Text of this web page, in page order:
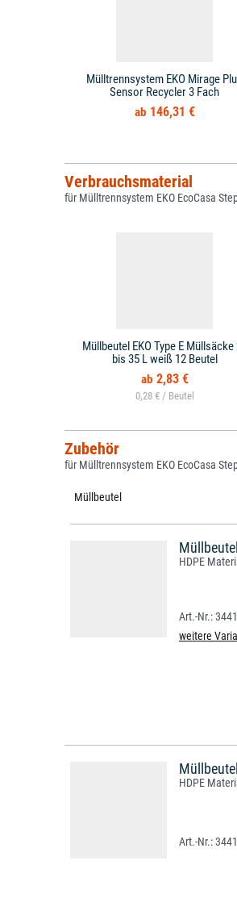
Mülltrennsystem EKO Mirage
Sensor Recycler 3 Fach
146,31 €
Verbrauchsmaterial
für Mülltrennsystem EKO EcoCasa
Müllbeutel EKO Type E Müllsäcke
bis 35 L weiß 12 Beutel
2,83 €
0,28 € /
Zubehör
für Mülltrennsystem EKO EcoCasa
Müllbeutel
HDPE
weitere
HDPE